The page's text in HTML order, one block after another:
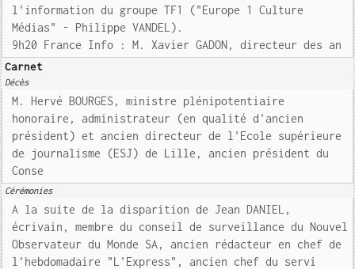
l'information du groupe TF1 ("Europe 1 Culture
Médias" - Philippe VANDEL).
9h20 France Info : M. Xavier GADON, directeur des an
Carnet
Décès
M. Hervé BOURGES, ministre plénipotentiaire
honoraire, administrateur (en qualité d'ancien
président) et ancien directeur de l'Ecole supérieure
de journalisme (ESJ) de Lille, ancien président du
Conse
Cérémonies
A la suite de la disparition de Jean DANIEL,
écrivain, membre du conseil de surveillance du Nouvel
Observateur du Monde SA, ancien rédacteur en chef de
l'hebdomadaire "L'Express", ancien chef du servi